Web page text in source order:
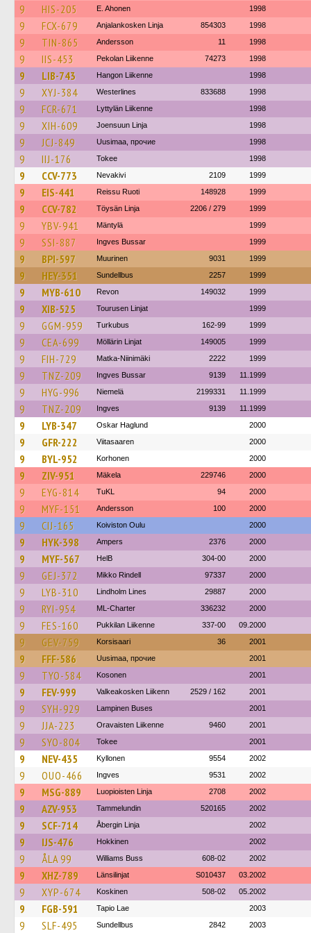
9 HIS-205 E. Ahonen 1998
9 FCX-679 Anjalankosken Linja 854303 1998
9 TIN-865 Andersson 11 1998
9 IIS-453 Pekolan Liikenne 74273 1998
9 LIB-743 Hangon Liikenne 1998
9 XYJ-384 Westerlines 833688 1998
9 FCR-671 Lyttylän Liikenne 1998
9 XIH-609 Joensuun Linja 1998
9 JCJ-849 Uusimaa, прочие 1998
9 IIJ-176 Tokee 1998
9 CCV-773 Nevakivi 2109 1999
9 EIS-441 Reissu Ruoti 148928 1999
9 CCV-782 Töysän Linja 2206 / 279 1999
9 YBV-941 Mäntylä 1999
9 SSI-887 Ingves Bussar 1999
9 BPI-597 Muurinen 9031 1999
9 HEY-351 Sundellbus 2257 1999
9 MYB-610 Revon 149032 1999
9 XIB-525 Tourusen Linjat 1999
9 GGM-959 Turkubus 162-99 1999
9 CEA-699 Möllärin Linjat 149005 1999
9 FIH-729 Matka-Niinimäki 2222 1999
9 TNZ-209 Ingves Bussar 9139 11.1999
9 HYG-996 Niemelä 2199331 11.1999
9 TNZ-209 Ingves 9139 11.1999
9 LYB-347 Oskar Haglund 2000
9 GFR-222 Viitasaaren 2000
9 BYL-952 Korhonen 2000
9 ZIV-951 Mäkela 229746 2000
9 EYG-814 TuKL 94 2000
9 MYF-151 Andersson 100 2000
9 CIJ-165 Koiviston Oulu 2000
9 HYK-398 Ampers 2376 2000
9 MYF-567 HelB 304-00 2000
9 GEJ-372 Mikko Rindell 97337 2000
9 LYB-310 Lindholm Lines 29887 2000
9 RYI-954 ML-Charter 336232 2000
9 FES-160 Pukkilan Liikenne 337-00 09.2000
9 GEV-759 Korsisaari 36 2001
9 FFF-586 Uusimaa, прочие 2001
9 TYO-584 Kosonen 2001
9 FEV-999 Valkeakosken Liikenn 2529 / 162 2001
9 SYH-929 Lampinen Buses 2001
9 JJA-223 Oravaisten Liikenne 9460 2001
9 SYO-804 Tokee 2001
9 NEV-435 Kyllonen 9554 2002
9 OUO-466 Ingves 9531 2002
9 MSG-889 Luopioisten Linja 2708 2002
9 AZV-953 Tammelundin 520165 2002
9 SCF-714 Åbergin Linja 2002
9 IJS-476 Hokkinen 2002
9 ÅLA 99 Williams Buss 608-02 2002
9 XHZ-789 Länsilinjat S010437 03.2002
9 XYP-674 Koskinen 508-02 05.2002
9 FGB-591 Tapio Lae 2003
9 SLF-495 Sundellbus 2842 2003